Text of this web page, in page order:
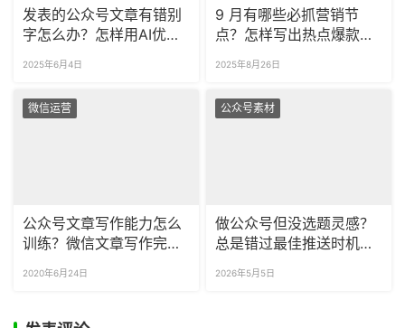
发表的公众号文章有错别
字怎么办？怎样用AI优化
2025年6月4日
9 月有哪些必抓营销节
点？怎样写出热点爆款标
2025年8月26日
微信运营
公众号文章写作能力怎么
训练？微信文章写作完成
2020年6月24日
公众号素材
做公众号但没选题灵感？
总是错过最佳推送时机怎
2026年5月5日